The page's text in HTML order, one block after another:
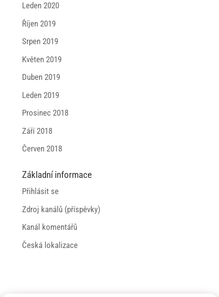
Leden 2020
Říjen 2019
Srpen 2019
Květen 2019
Duben 2019
Leden 2019
Prosinec 2018
Září 2018
Červen 2018
Základní informace
Přihlásit se
Zdroj kanálů (příspěvky)
Kanál komentářů
Česká lokalizace